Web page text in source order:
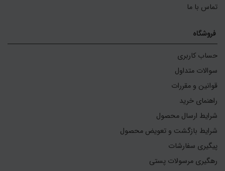
تماس با ما
فروشگاه
حساب کاربری
سوالات متداول
قوانین و مقررات
راهنمای خرید
شرایط ارسال محصول
شرایط بازگشت و تعویض محصول
پیگیری سفارشات
رهگیری مرسولات پستی